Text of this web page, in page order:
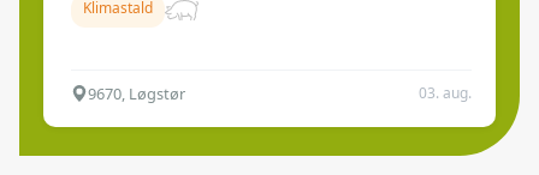
Klimastald
9670, Løgstør 03. aug.